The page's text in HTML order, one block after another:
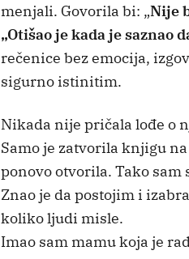
menjali. Govorila bi: „Nije
„Otišao je kada je saznao
rečenice bez emocija,
sigurno istinitim.
Nikada nije pričala lođe o
Samo je zatvorila knjigu
ponovo otvorila. Tako sam
Znao je da postojim i
koliko ljudi misle.
Imao sam mamu koja je